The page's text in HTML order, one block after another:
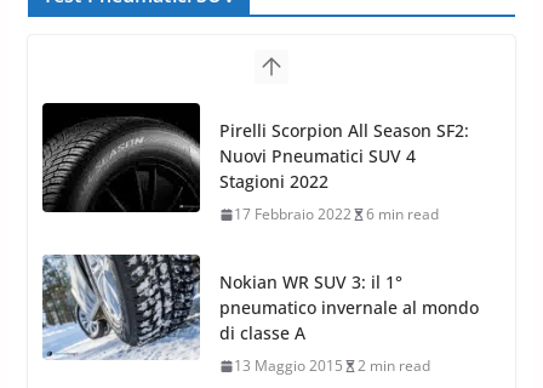
Nokian WR SUV 3: il 1°
pneumatico invernale al mondo
di classe A
13 Maggio 2015 2 min read
Nokian WR SUV 3: nuovi
Pneumatici Invernali HP per
condizioni invernali difficili
23 Aprile 2013 9 min read